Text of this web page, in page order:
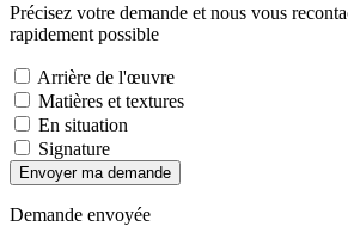
Précisez votre demande et nous vous
rapidement possible
Arrière de l'œuvre
Matières et textures
En situation
Signature
Envoyer ma demande
Demande envoyée